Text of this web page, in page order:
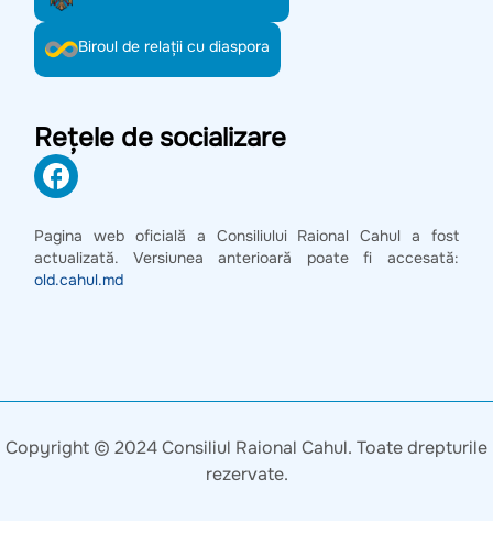
Biroul de relații cu diaspora
Rețele de socializare
Pagina web oficială a Consiliului Raional Cahul a fost
actualizată. Versiunea anterioară poate fi accesată:
old.cahul.md
Copyright © 2024 Consiliul Raional Cahul. Toate drepturile
rezervate.